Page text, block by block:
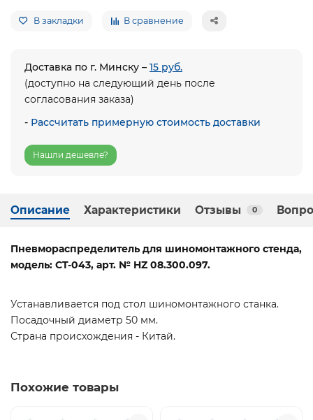
В закладки В сравнение
Доставка по г. Минску – 15 руб.
(доступно на следующий день после
согласования заказа)
- Рассчитать примерную стоимость доставки
Нашли дешевле?
Описание Характеристики Отзывы 0
Пневмораспределитель для шиномонтажного стенда,
модель: CT-043, арт. № HZ 08.300.097.
Устанавливается под стол шиномонтажного станка.
Посадочный диаметр 50 мм.
Страна происхождения - Китай.
Похожие товары